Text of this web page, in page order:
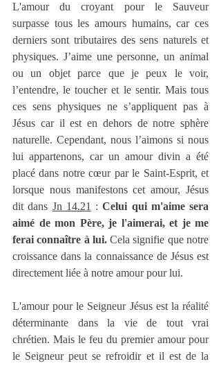
L'amour du croyant pour le Sauveur
surpasse tous les amours humains, car ces
derniers sont tributaires des sens naturels et
physiques. J’aime une personne, un animal
ou un objet parce que je peux le voir,
l’entendre, le toucher et le sentir. Mais tous
ces sens physiques ne s’appliquent pas à
Jésus car il est en dehors de notre sphère
naturelle. Cependant, nous l’aimons si nous
lui appartenons, car un amour divin a été
placé dans notre cœur par le Saint-Esprit, et
lorsque nous manifestons cet amour, Jésus
dit dans Jn 14.21 : Celui qui m'aime sera
aimé de mon Père, je l'aimerai, et je me
ferai connaître à lui. Cela signifie que notre
croissance dans la connaissance de Jésus est
directement liée à notre amour pour lui.
L'amour pour le Seigneur Jésus est la réalité
déterminante dans la vie de tout vrai
chrétien. Mais le feu du premier amour pour
le Seigneur peut se refroidir et il est de la